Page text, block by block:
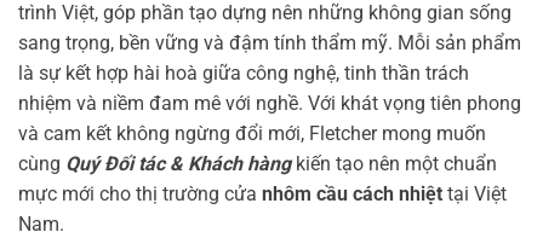
trình Việt, góp phần tạo dựng nên những không gian sống
sang trọng, bền vững và đậm tính thẩm mỹ. Mỗi sản phẩm
là sự kết hợp hài hoà giữa công nghệ, tinh thần trách
nhiệm và niềm đam mê với nghề. Với khát vọng tiên phong
và cam kết không ngừng đổi mới, Fletcher mong muốn
cùng Quý Đối tác & Khách hàngkiến tạo nên một chuẩn
mực mới cho thị trường cửa nhôm cầu cách nhiệt tại Việt
Nam.